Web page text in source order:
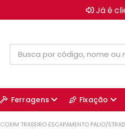
Já é
Ferragens Fixação
COXIM TRASEIRO ESCAPAMENTO PALIO/